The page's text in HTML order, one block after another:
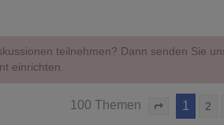
teilnehmen? Dann senden Sie
einrichten.
100 Themen Seite von
1 2